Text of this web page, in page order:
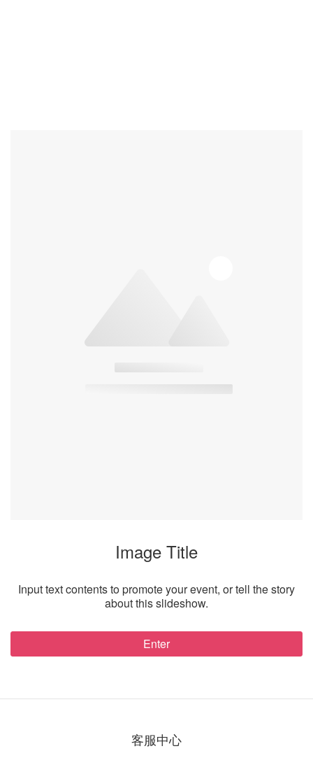
Image Title
Input text contents to promote your event, or tell the story
about this slideshow.
Enter
客服中心